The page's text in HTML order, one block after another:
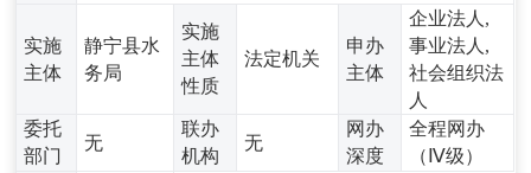
实施
主体
静宁县水
务局
实施
主体
性质
法定机关
申办
主体
企业法人,
事业法人,
社会组织法
人
委托
部门
无
联办
机构
无
网办
深度
全程网办
（Ⅳ级）